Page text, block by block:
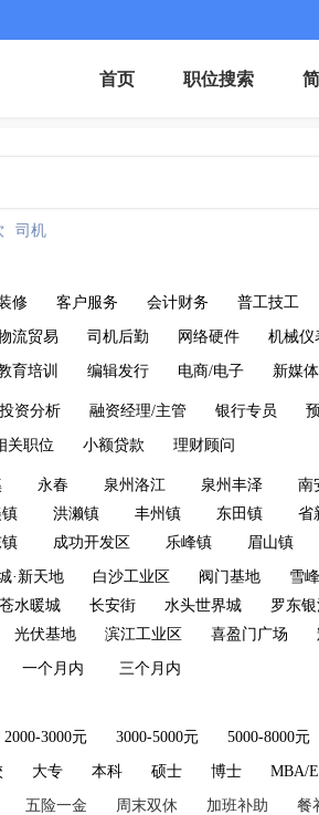
首页 职位搜索
司机
修 客户服务 会计财务 普工技工
流贸易 司机后勤 网络硬件 机械仪
育培训 编辑发行 电商/电子 新媒
资分析 融资经理/主管 银行专员
关职位 小额贷款 理财顾问
永春 泉州洛江 泉州丰泽 南
洪濑镇 丰州镇 东田镇 省
成功开发区 乐峰镇 眉山镇
·新天地 白沙工业区 阀门基地 雪
水暖城 长安街 水头世界城 罗东
光伏基地 滨江工业区 喜盈门广场
一个月内 三个月内
2000-3000元 3000-5000元 5000-8000元
大专 本科 硕士 博士 MBA/
五险一金 周末双休 加班补助 餐